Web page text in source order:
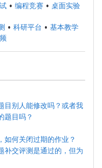
• 编程竞赛 • 桌面实验
• 科研平台 • 基本教学
目别人能修改吗？或者我
题目吗？
如何关闭过期的作业？
补交评测是通过的，但为